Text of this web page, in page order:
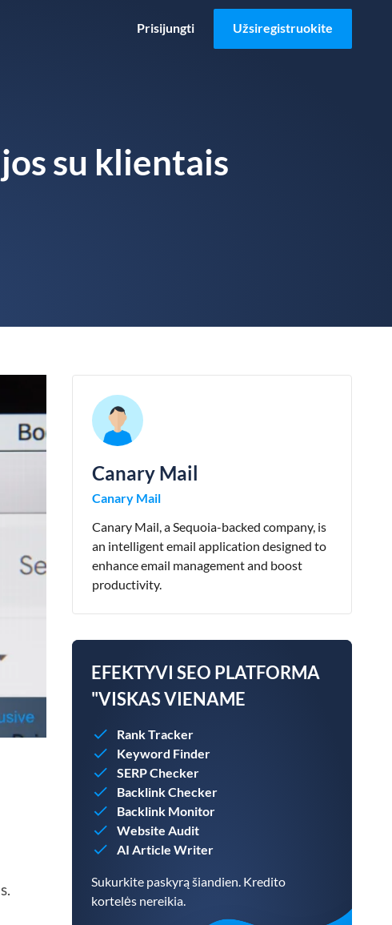
Prisijungti Užsiregistruokite
su klientais
Canary Mail
Canary Mail
Canary Mail, a Sequoia-backed company, is
an intelligent email application designed to
enhance email management and boost
productivity.
EFEKTYVI SEO PLATFORMA
"VISKAS VIENAME
Rank Tracker
Keyword Finder
SERP Checker
Backlink Checker
Backlink Monitor
Website Audit
AI Article Writer
Sukurkite paskyrą šiandien. Kredito
kortelės nereikia.